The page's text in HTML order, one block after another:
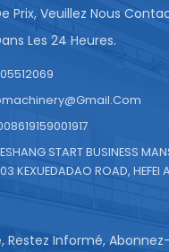
répond aux normes
et utilisez des
et le nettoyage
solutions peuvent être
pour améliorer les
de la remplisseuse de
Prix, Veuillez Nous
Les 24 Heures.
START BUSINESS
KEXUEDADAO ROAD, HEFEI
Restez Informé,